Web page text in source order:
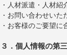
・人材派遣・人材紹
・お問い合わせいた
・お客様のご要望に
３．個人情報の第